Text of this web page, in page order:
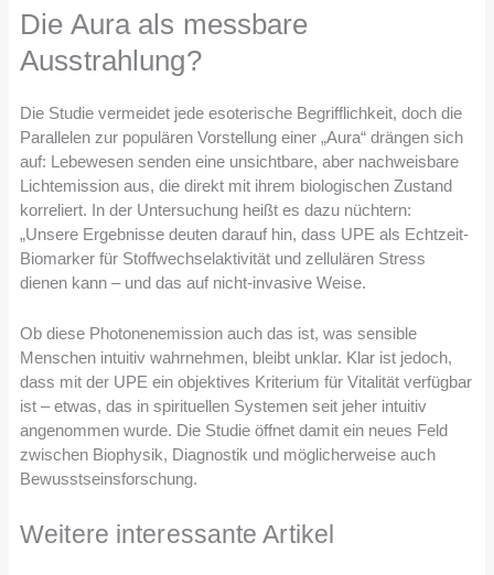
Die Aura als messbare
Ausstrahlung?
Die Studie vermeidet jede esoterische Begrifflichkeit, doch die
Parallelen zur populären Vorstellung einer „Aura“ drängen sich
auf: Lebewesen senden eine unsichtbare, aber nachweisbare
Lichtemission aus, die direkt mit ihrem biologischen Zustand
korreliert. In der Untersuchung heißt es dazu nüchtern:
„Unsere Ergebnisse deuten darauf hin, dass UPE als Echtzeit-
Biomarker für Stoffwechselaktivität und zellulären Stress
dienen kann – und das auf nicht-invasive Weise.
Ob diese Photonenemission auch das ist, was sensible
Menschen intuitiv wahrnehmen, bleibt unklar. Klar ist jedoch,
dass mit der UPE ein objektives Kriterium für Vitalität verfügbar
ist – etwas, das in spirituellen Systemen seit jeher intuitiv
angenommen wurde. Die Studie öffnet damit ein neues Feld
zwischen Biophysik, Diagnostik und möglicherweise auch
Bewusstseinsforschung.
Weitere interessante Artikel